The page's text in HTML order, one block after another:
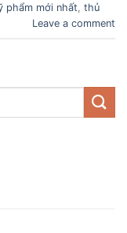
phẩm mới nhất, thủ
Leave a comment